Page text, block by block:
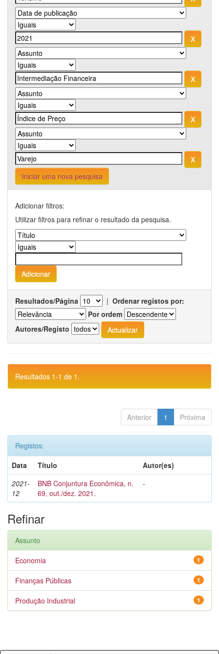
Iniciar uma nova pesquisa
Adicionar filtros:
Utilizar filtros para refinar o resultado da pesquisa.
Resultados/Página | Ordenar registos por:
Por ordem
Autores/Registo
Resultados 1-1 de 1.
Anterior 1 Próxima
Registos:
Data
Título
Autor(es)
2021-
12
BNB Conjuntura Econômica, n.
69, out./dez. 2021.
-
Refinar
Assunto
1
Economia
1
Finanças Públicas
1
Produção Industrial